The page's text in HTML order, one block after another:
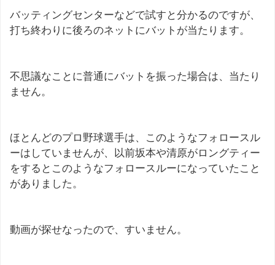
バッティングセンターなどで試すと分かるのですが、
打ち終わりに後ろのネットにバットが当たります。
不思議なことに普通にバットを振った場合は、当たり
ません。
ほとんどのプロ野球選手は、このようなフォロースル
ーはしていませんが、以前坂本や清原がロングティー
をするとこのようなフォロースルーになっていたこと
がありました。
動画が探せなったので、すいません。